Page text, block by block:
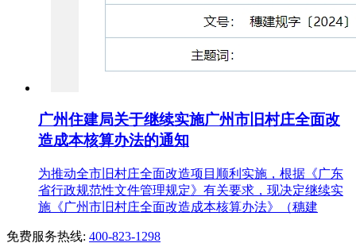
广州住建局关于继续实施广州市旧村庄全面改
造成本核算办法的通知
为推动全市旧村庄全面改造项目顺利实施，根据《广东
省行政规范性文件管理规定》有关要求，现决定继续实
施《广州市旧村庄全面改造成本核算办法》（穗建
免费服务热线: 400-823-1298